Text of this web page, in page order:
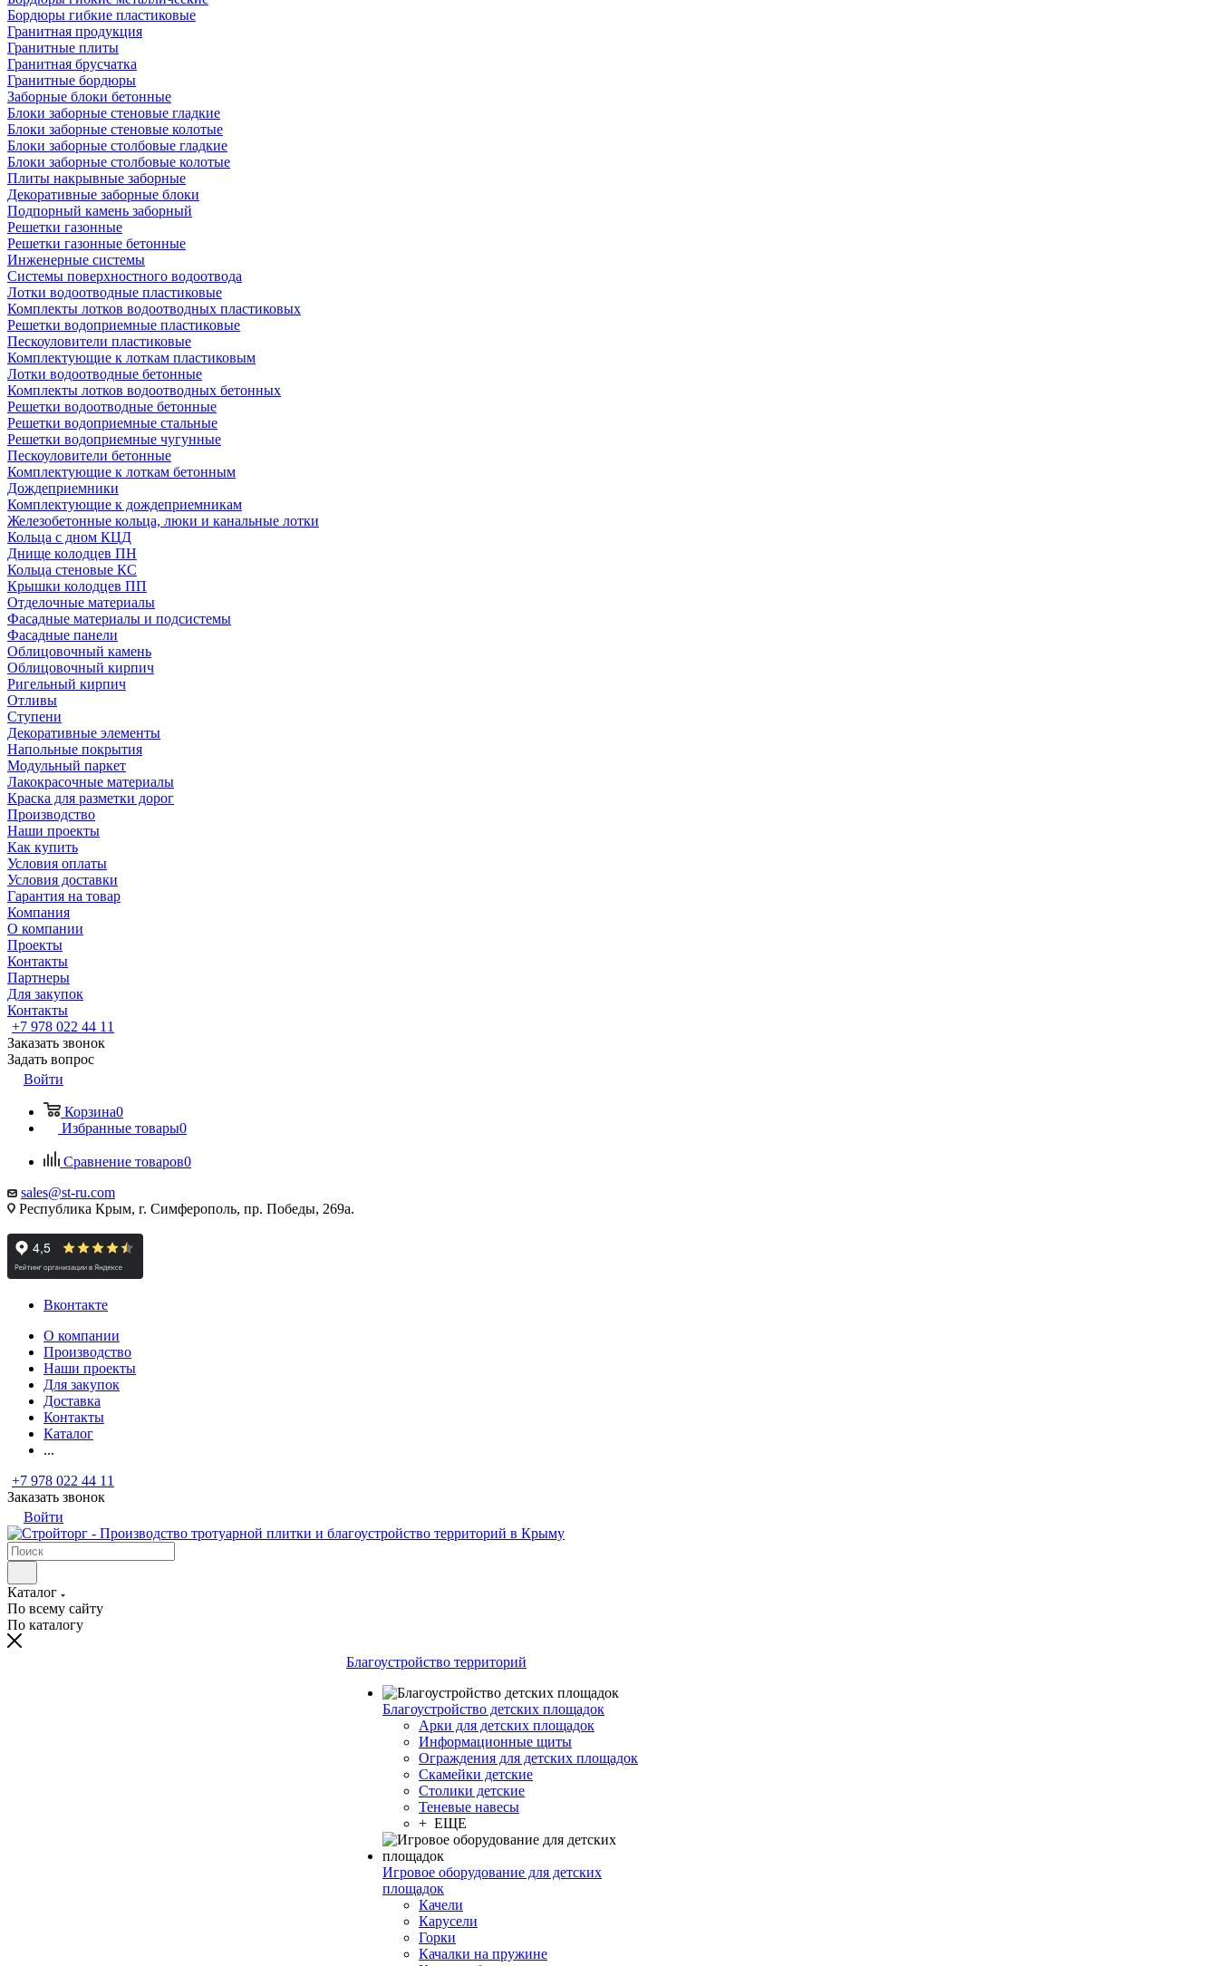
Бордюры гибкие пластиковые
Гранитная продукция
Гранитные плиты
Гранитная брусчатка
Гранитные бордюры
Заборные блоки бетонные
Блоки заборные стеновые гладкие
Блоки заборные стеновые колотые
Блоки заборные столбовые гладкие
Блоки заборные столбовые колотые
Плиты накрывные заборные
Декоративные заборные блоки
Подпорный камень заборный
Решетки газонные
Решетки газонные бетонные
Инженерные системы
Системы поверхностного водоотвода
Лотки водоотводные пластиковые
Комплекты лотков водоотводных пластиковых
Решетки водоприемные пластиковые
Пескоуловители пластиковые
Комплектующие к лоткам пластиковым
Лотки водоотводные бетонные
Комплекты лотков водоотводных бетонных
Решетки водоотводные бетонные
Решетки водоприемные стальные
Решетки водоприемные чугунные
Пескоуловители бетонные
Комплектующие к лоткам бетонным
Дождеприемники
Комплектующие к дождеприемникам
Железобетонные кольца, люки и канальные лотки
Кольца с дном КЦД
Днище колодцев ПН
Кольца стеновые КС
Крышки колодцев ПП
Отделочные материалы
Фасадные материалы и подсистемы
Фасадные панели
Облицовочный камень
Облицовочный кирпич
Ригельный кирпич
Отливы
Ступени
Декоративные элементы
Напольные покрытия
Модульный паркет
Лакокрасочные материалы
Краска для разметки дорог
Производство
Наши проекты
Как купить
Условия оплаты
Условия доставки
Гарантия на товар
Компания
О компании
Проекты
Контакты
Партнеры
Для закупок
Контакты
+7 978 022 44 11
Заказать звонок
Задать вопрос
Войти
Корзина0
Избранные товары0
Сравнение товаров0
sales@st-ru.com
Республика Крым, г. Симферополь, пр. Победы, 269а.
Вконтакте
О компании
Производство
Наши проекты
Для закупок
Доставка
Контакты
Каталог
...
+7 978 022 44 11
Заказать звонок
Войти
Каталог
По всему сайту
По каталогу
Благоустройство территорий
Благоустройство детских площадок
Арки для детских площадок
Информационные щиты
Ограждения для детских площадок
Скамейки детские
Столики детские
Теневые навесы
+ ЕЩЕ
Игровое оборудование для детских
площадок
Качели
Карусели
Горки
Качалки на пружине